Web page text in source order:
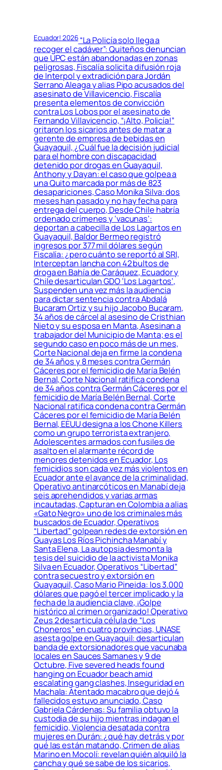
Ecuador! 2026“La Policía solo llega a
recoger el cadáver”: Quiteños denuncian
que UPC están abandonadas en zonas
peligrosas, Fiscalía solicita difusión roja
de Interpol y extradición para Jordán
Serrano Aleaga y alias Pipo acusados del
asesinato de Villavicencio, Fiscalía
presenta elementos de convicción
contra Los Lobos por el asesinato de
Fernando Villavicencio, “¡Alto, Policía!”
gritaron los sicarios antes de matar a
gerente de empresa de bebidas en
Guayaquil, ¿Cuál fue la decisión judicial
para el hombre con discapacidad
detenido por drogas en Guayaquil,
Anthony y Dayan: el caso que golpea a
una Quito marcada por más de 823
desapariciones, Caso Monika Silva: dos
meses han pasado y no hay fecha para
entrega del cuerpo, Desde Chile habría
ordenado crímenes y ‘vacunas’:
deportan a cabecilla de Los Lagartos en
Guayaquil, Baldor Bermeo registró
ingresos por 377 mil dólares según
Fiscalía: ¿pero cuánto se reportó al SRI,
Interceptan lancha con 42 bultos de
droga en Bahía de Caráquez, Ecuador y
Chile desarticulan GDO ‘Los Lagartos’,
Suspenden una vez más la audiencia
para dictar sentencia contra Abdalá
Bucaram Ortiz y su hijo Jacobo Bucaram,
34 años de cárcel al asesino de Cristhian
Nieto y su esposa en Manta, Asesinan a
trabajador del Municipio de Manta; es el
segundo caso en poco más de un mes,
Corte Nacional deja en firme la condena
de 34 años y 8 meses contra Germán
Cáceres por el femicidio de María Belén
Bernal, Corte Nacional ratifica condena
de 34 años contra Germán Cáceres por el
femicidio de María Belén Bernal, Corte
Nacional ratifica condena contra Germán
Cáceres por el femicidio de María Belén
Bernal, EEUU designa a los Chone Killers
como un grupo terrorista extranjero,
Adolescentes armados con fusiles de
asalto en el alarmante récord de
menores detenidos en Ecuador, Los
femicidios son cada vez más violentos en
Ecuador ante el avance de la criminalidad,
Operativo antinarcóticos en Manabí deja
seis aprehendidos y varias armas
incautadas, Capturan en Colombia a alias
«Gato Negro» uno de los criminales más
buscados de Ecuador, Operativos
“Libertad” golpean redes de extorsión en
Guayas Los Ríos Pichincha Manabí y
Santa Elena, La autopsia desmonta la
tesis del suicidio de la activista Monika
Silva en Ecuador, Operativos “Libertad”
contra secuestro y extorsión en
Guayaquil, Caso Mario Pineida: los 3.000
dólares que pagó el tercer implicado y la
fecha de la audiencia clave, ¡Golpe
histórico al crimen organizado! Operativo
Zeus 2 desarticula célula de “Los
Choneros” en cuatro provincias, UNASE
asesta golpe en Guayaquil: desarticulan
banda de extorsionadores que vacunaba
locales en Sauces Samanes y 9 de
Octubre, Five severed heads found
hanging on Ecuador beach amid
escalating gang clashes, Inseguridad en
Machala: Atentado macabro que dejó 4
fallecidos estuvo anunciado, Caso
Gabriela Cárdenas: Su familia obtuvo la
custodia de su hijo mientras indagan el
femicidio, Violencia desatada contra
mujeres en Durán: ¿qué hay detrás y por
qué las están matando, Crimen de alias
Marino en Mocolí: revelan quién alquiló la
cancha y qué se sabe de los sicarios,